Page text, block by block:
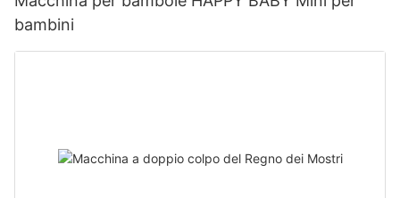
bambini